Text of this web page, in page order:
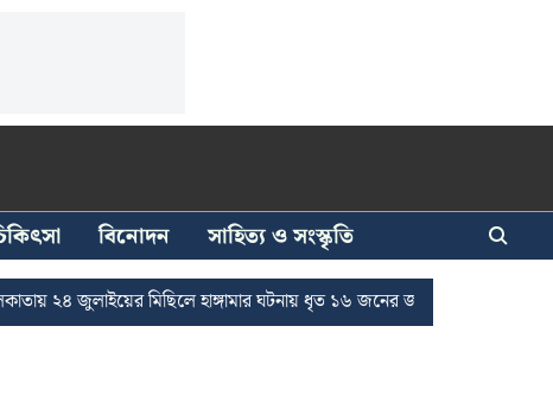
বিনোদন সাহিত্য ও সংস্কৃতি
জুলাইয়ের মিছিলে হাঙ্গামার ঘটনায় ধৃত ১৬ জনের জামিন